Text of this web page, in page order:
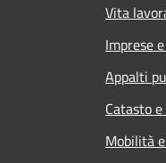
Vita
Imprese
Appalti
Catasto
Mobilità